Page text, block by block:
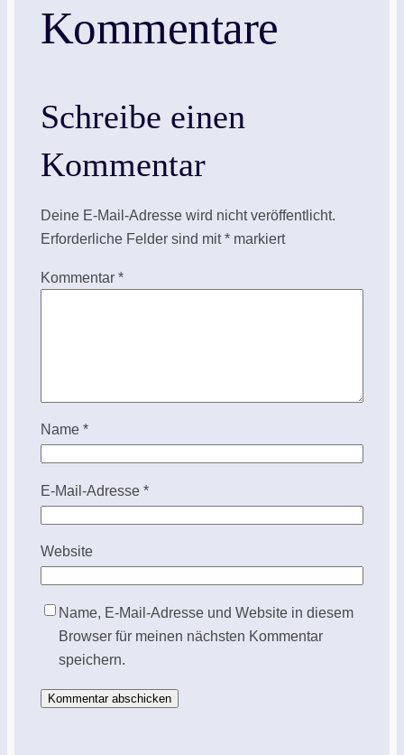
Kommentare
Schreibe einen
Kommentar
Deine E-Mail-Adresse wird nicht veröffentlicht.
Erforderliche Felder sind mit*markiert
Kommentar *
Name *
E-Mail-Adresse *
Website
Name, E-Mail-Adresse und Website in diesem
Browser für meinen nächsten Kommentar
speichern.